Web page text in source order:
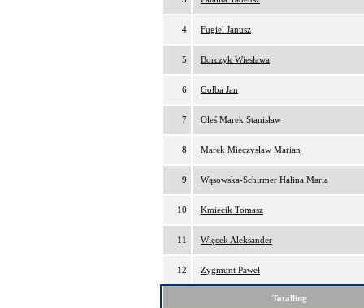
4 Fugiel Janusz
5 Borczyk Wiesława
6 Golba Jan
7 Oleś Marek Stanisław
8 Marek Mieczysław Marian
9 Wąsowska-Schirmer Halina Maria
10 Kmiecik Tomasz
11 Więcek Aleksander
12 Zygmunt Paweł
Totalling